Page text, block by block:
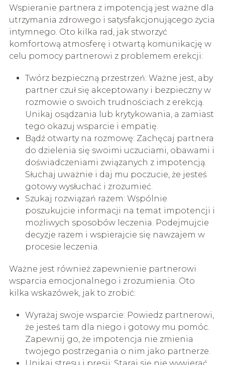
Wspieranie partnera z impotencją jest ważne dla
utrzymania zdrowego i satysfakcjonującego życia
intymnego. Oto kilka rad, jak stworzyć
komfortową atmosferę i otwartą komunikację w
celu pomocy partnerowi z problemem erekcji:
Twórz bezpieczną przestrzeń: Ważne jest, aby
partner czuł się akceptowany i bezpieczny w
rozmowie o swoich trudnościach z erekcją.
Unikaj osądzania lub krytykowania, a zamiast
tego okazuj wsparcie i empatię.
Bądź otwarty na rozmowę: Zachęcaj partnera
do dzielenia się swoimi uczuciami, obawami i
doświadczeniami związanych z impotencją.
Słuchaj uważnie i daj mu poczucie, że jesteś
gotowy wysłuchać i zrozumieć.
Szukaj rozwiązań razem: Wspólnie
poszukujcie informacji na temat impotencji i
możliwych sposobów leczenia. Podejmujcie
decyzje razem i wspierajcie się nawzajem w
procesie leczenia.
Ważne jest również zapewnienie partnerowi
wsparcia emocjonalnego i zrozumienia. Oto
kilka wskazówek, jak to zrobić:
Wyrażaj swoje wsparcie: Powiedz partnerowi,
że jesteś tam dla niego i gotowy mu pomóc.
Zapewnij go, że impotencja nie zmienia
twojego postrzegania o nim jako partnerze.
Unikaj stresu i presji: Staraj się nie wywierać